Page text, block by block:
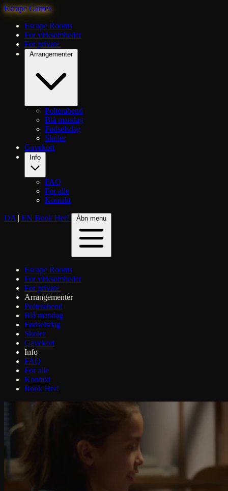
Escape Games
Escape Rooms
For virksomheder
For private
Arrangementer
Polterabend
Blå mandag
Fødselsdag
Skoler
Gavekort
FAQ
For alle
Kontakt
DA | EN Book Her! Åbn menu
Escape Rooms
For virksomheder
For private
Arrangementer
Polterabend
Blå mandag
Fødselsdag
Skoler
Gavekort
Info
FAQ
For alle
Kontakt
Book Her!